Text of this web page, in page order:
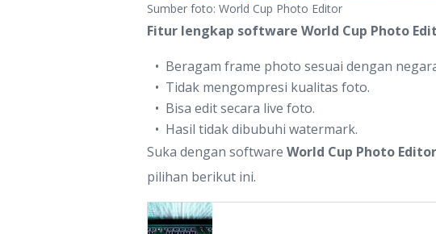
Sumber foto: World Cup Photo Editor
Fitur lengkap software World Cup Photo
Beragam frame photo sesuai dengan
Tidak mengompresi kualitas foto.
Bisa edit secara live foto.
Hasil tidak dibubuhi watermark.
Suka dengan software World Cup Photo Editor
pilihan berikut ini.